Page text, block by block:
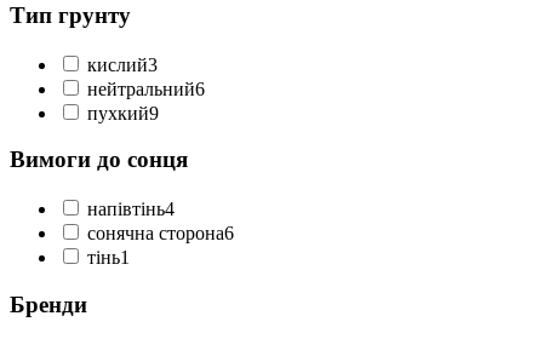
Тип грунту
кислий3
нейтральний6
пухкий9
Вимоги до сонця
напівтінь4
сонячна сторона6
тінь1
Бренди